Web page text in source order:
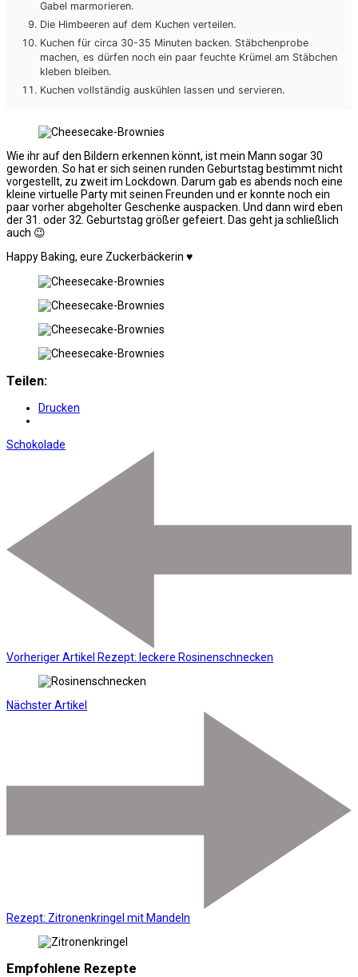
Gabel marmorieren.
Die Himbeeren auf dem Kuchen verteilen.
Kuchen für circa 30-35 Minuten backen. Stäbchenprobe
machen, es dürfen noch ein paar feuchte Krümel am Stäbchen
kleben bleiben.
Kuchen vollständig auskühlen lassen und servieren.
Wie ihr auf den Bildern erkennen könnt, ist mein Mann sogar 30
geworden. So hat er sich seinen runden Geburtstag bestimmt nicht
vorgestellt, zu zweit im Lockdown. Darum gab es abends noch eine
kleine virtuelle Party mit seinen Freunden und er konnte noch ein
paar vorher abgeholter Geschenke auspacken. Und dann wird eben
der 31. oder 32. Geburtstag größer gefeiert. Das geht ja schließlich
auch 😉
Happy Baking, eure Zuckerbäckerin ♥
Teilen:
Drucken
Schokolade
Vorheriger Artikel Rezept: leckere Rosinenschnecken
Nächster Artikel
Rezept: Zitronenkringel mit Mandeln
Empfohlene Rezepte